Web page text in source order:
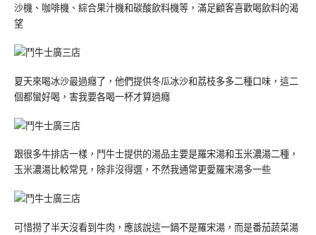
沙機、咖啡機、綜合果汁機和碳酸飲料機等，滿足顧客喜歡喝飲料的渴
望
夏天來喝冰沙最過癮了，他們提供冬瓜冰沙和荔枝多多二種口味，這二
個都蠻好喝，害我要各喝一杯才算過癮
跟很多牛排店一樣，鬥牛士提供的湯品主要是羅宋湯和玉米濃湯二種，
玉米濃湯比較常見，除非沒得選，不然我通常更愛羅宋湯多一些
可惜撈了半天沒看到牛肉，應該說這一鍋不是羅宋湯，而是番茄蔬菜湯